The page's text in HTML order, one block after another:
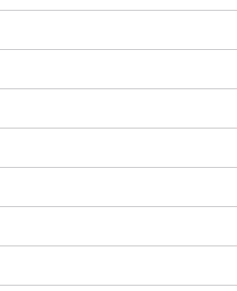
Wir benötigen deine Zustimmung, um
to trackers that are not disclosed to the